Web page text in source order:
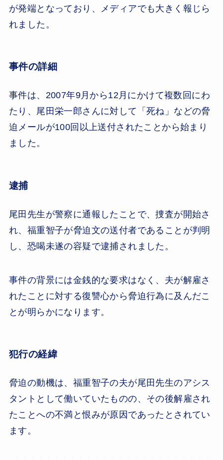
が発端となっており、メディアでも大きく報じら
れました。
事件の詳細
事件は、2007年9月から12月にかけて複数回にわ
たり、尾田栄一郎さんに対して「死ね」などの脅
迫メールが100回以上送付されたことから始まり
ました。
逮捕
尾田先生が警察に通報したことで、捜査が開始さ
れ、福重智子が脅迫文の送付者であることが判明
し、恐喝未遂の容疑で逮捕されました。
事件の背景には金銭的な要求はなく、夫が解雇さ
れたことに対する復讐心から脅迫行為に及んだこ
とが明らかになります。
犯行の経緯
脅迫の動機は、福重智子の夫が尾田先生のアシス
タントとして働いていたものの、その後解雇され
たことへの不満と恨みが原因であったとされてい
ます。